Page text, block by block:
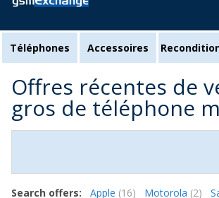
Téléphones Accessoires
Offres récentes de
gros de téléphone
Search offers: Apple (16) Motorola (2)